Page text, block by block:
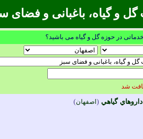
و گیاه، باغبانی و فضای
در حوزه گل و گیاه می باشید؟
گياهي (اصفهان)